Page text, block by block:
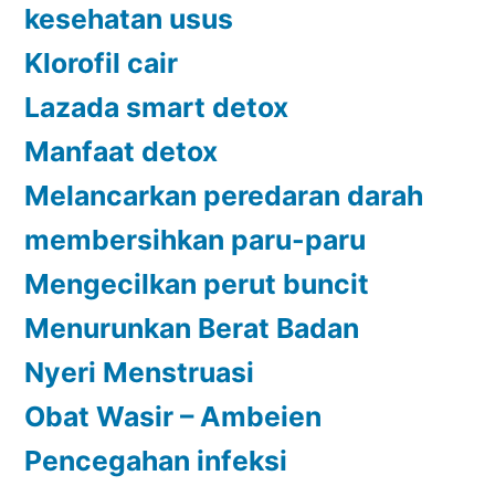
kesehatan usus
Klorofil cair
Lazada smart detox
Manfaat detox
Melancarkan peredaran darah
membersihkan paru-paru
Mengecilkan perut buncit
Menurunkan Berat Badan
Nyeri Menstruasi
Obat Wasir – Ambeien
Pencegahan infeksi